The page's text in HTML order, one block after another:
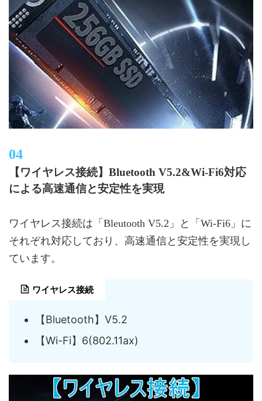
【ワイヤレス接続】Bluetooth V5.2&Wi-Fi6対応
による高速通信と安定性を実現
ワイヤレス接続は「Bleutooth V5.2」と「Wi-Fi6」に
それぞれ対応しており、高速通信と安定性を実現し
ています。
ワイヤレス接続
【Bluetooth】V5.2
【Wi-Fi】6(802.11ax)